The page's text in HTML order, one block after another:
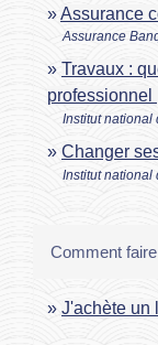
Assurance
Assurance
Travaux :
professionnel
Institut national
Changer
Institut national
Comment
J'achète un